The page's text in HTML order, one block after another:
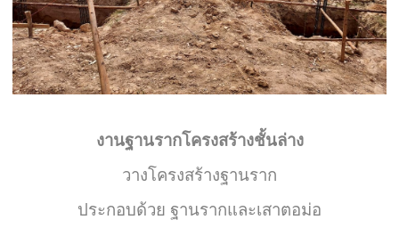
งานฐานรากโครงสร้างชั้นล่าง
วางโครงสร้างฐานราก
ประกอบด้วย ฐานรากและเสาตอม่อ